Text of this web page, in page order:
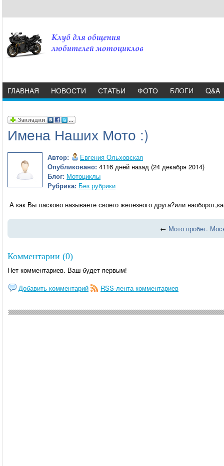
ГЛАВНАЯ НОВОСТИ СТАТЬИ ФОТО БЛОГИ Q&A
Имена Наших Мото :)
Автор:
Евгения Ольховская
Опубликовано: 4116 дней назад (24 декабря 2014)
Блог: Мотоциклы
Рубрика: Без рубрики
А как Вы ласково называете своего железного друга?или
← Мото пробег.
Комментарии (0)
Нет комментариев. Ваш будет первым!
Добавить комментарий
RSS-лента комментариев